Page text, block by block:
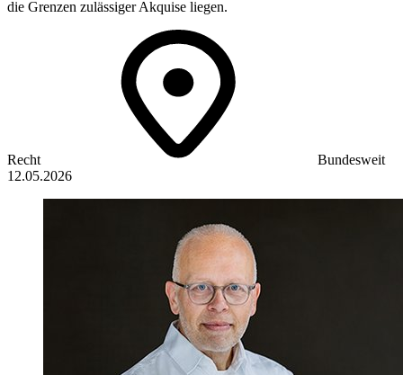
die Grenzen zulässiger Akquise liegen.
Recht
Bundesweit
12.05.2026